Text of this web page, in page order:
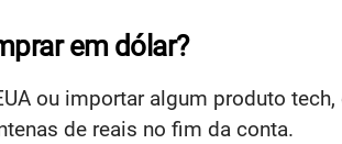
em dólar?
ou importar algum produto
de reais no fim da conta.